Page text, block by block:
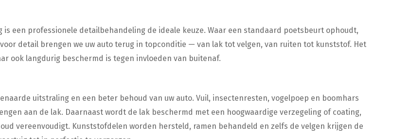
een professionele detailbehandeling de ideale keuze. Waar een standaard poetsbeurt ophoudt,
detail brengen we uw auto terug in topconditie — van lak tot velgen, van ruiten tot kunststof. Het
ook langdurig beschermd is tegen invloeden van buitenaf.
uitstraling en een beter behoud van uw auto. Vuil, insectenresten, vogelpoep en boomhars
aan de lak. Daarnaast wordt de lak beschermd met een hoogwaardige verzegeling of coating,
vereenvoudigt. Kunststofdelen worden hersteld, ramen behandeld en zelfs de velgen krijgen de